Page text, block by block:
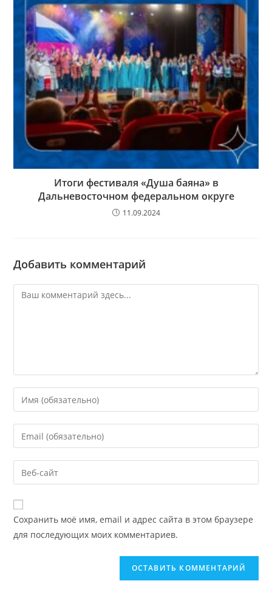
Итоги фестиваля «Душа баяна» в
Дальневосточном федеральном округе
11.09.2024
Добавить комментарий
Сохранить моё имя, email и адрес сайта в этом браузере
для последующих моих комментариев.